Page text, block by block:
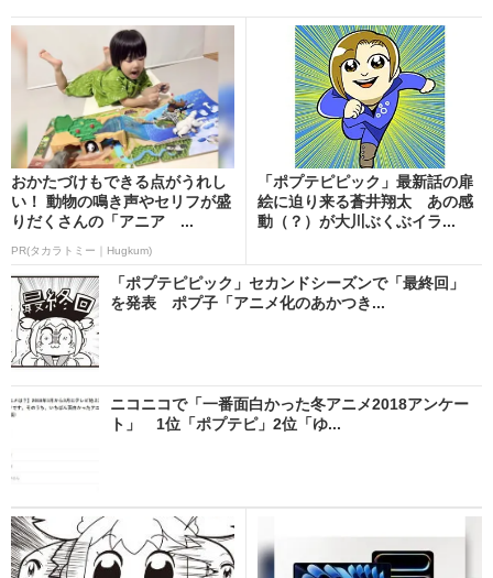
おかたづけもできる点がうれし
い！ 動物の鳴き声やセリフが盛
りだくさんの「アニア ...
PR(タカラトミー｜Hugkum)
「ポプテピピック」最新話の扉
絵に迫り来る蒼井翔太 あの感
動（？）が大川ぶくぶイラ...
「ポプテピピック」セカンドシーズンで「最終回」
を発表 ポプ子「アニメ化のあかつき...
ニコニコで「一番面白かった冬アニメ2018アンケー
ト」 1位「ポプテピ」2位「ゆ...